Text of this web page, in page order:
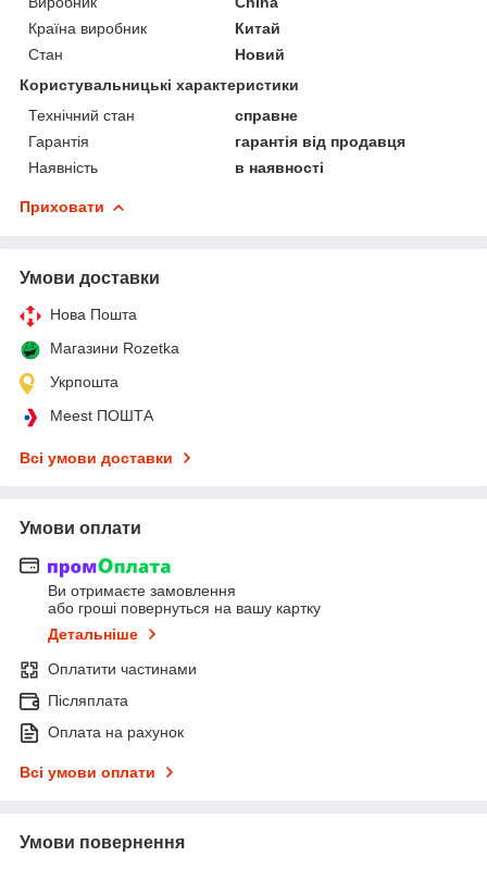
Країна виробник
Китай
Стан
Новий
Користувальницькі характеристики
Технічний стан
справне
Гарантія
гарантія від продавця
Наявність
в наявності
Приховати
Умови доставки
Нова Пошта
Магазини Rozetka
Укрпошта
Meest ПОШТА
Всі умови доставки
Умови оплати
Ви отримаєте замовлення
або гроші повернуться на вашу картку
Детальніше
Оплатити частинами
Післяплата
Оплата на рахунок
Всі умови оплати
Умови повернення